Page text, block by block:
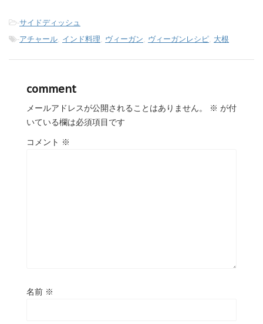
-サイドディッシュ
-アチャール, インド料理, ヴィーガン, ヴィーガンレシピ, 大根
comment
メールアドレスが公開されることはありません。 ※ が付
いている欄は必須項目です
コメント ※
名前 ※